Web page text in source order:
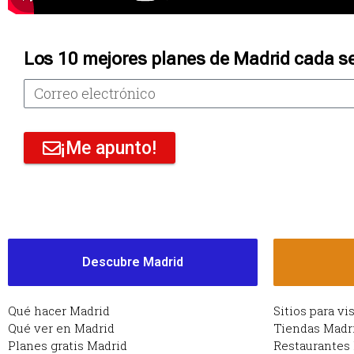
Los 10 mejores planes de Madrid cada
¡Me apunto!
Descubre Madrid
Qué hacer Madrid
Qué ver en Madrid
Planes gratis Madrid
Sitios para
Tiendas